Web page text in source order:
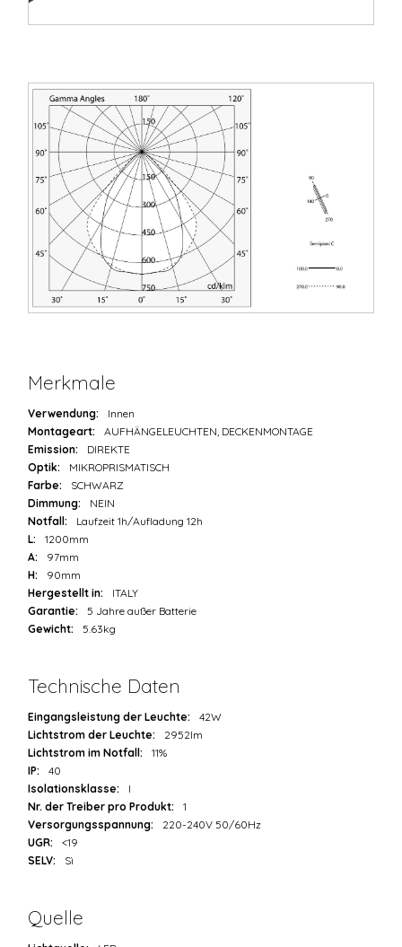
Merkmale
Verwendung:
Innen
Montageart:
AUFHÄNGELEUCHTEN, DECKENMONTAGE
Emission:
DIREKTE
Optik:
MIKROPRISMATISCH
Farbe:
SCHWARZ
Dimmung:
NEIN
Notfall:
Laufzeit 1h/Aufladung 12h
L:
1200mm
A:
97mm
H:
90mm
Hergestellt in:
ITALY
Garantie:
5 Jahre außer Batterie
Gewicht:
5.63kg
Technische Daten
Eingangsleistung der Leuchte:
42W
Lichtstrom der Leuchte:
2952lm
Lichtstrom im Notfall:
11%
IP:
40
Isolationsklasse:
I
Nr. der Treiber pro Produkt:
1
Versorgungsspannung:
220-240V 50/60Hz
UGR:
<19
SELV:
Sì
Quelle